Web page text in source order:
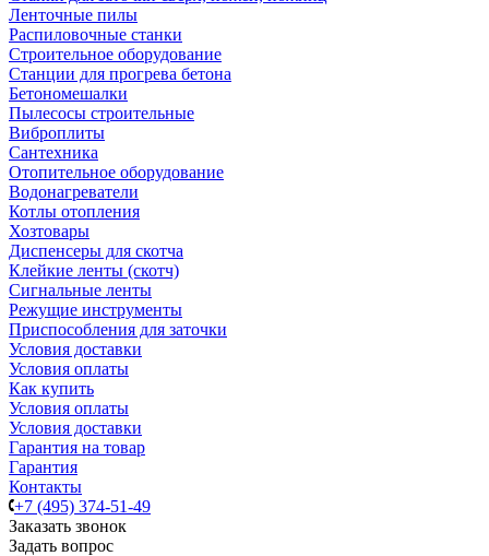
Ленточные пилы
Распиловочные станки
Строительное оборудование
Станции для прогрева бетона
Бетономешалки
Пылесосы строительные
Виброплиты
Сантехника
Отопительное оборудование
Водонагреватели
Котлы отопления
Хозтовары
Диспенсеры для скотча
Клейкие ленты (скотч)
Сигнальные ленты
Режущие инструменты
Приспособления для заточки
Условия доставки
Условия оплаты
Как купить
Условия оплаты
Условия доставки
Гарантия на товар
Гарантия
Контакты
+7 (495) 374-51-49
Заказать звонок
Задать вопрос